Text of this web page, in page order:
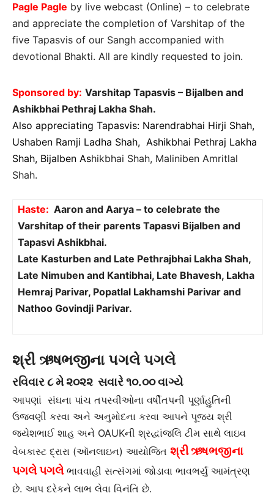
Pagle Pagle by live webcast (Online) – to celebrate
and appreciate the completion of Varshitap of the
five Tapasvis of our Sangh accompanied with
devotional Bhakti. All are kindly requested to join.
Sponsored by: Varshitap Tapasvis – Bijalben and
Ashikbhai Pethraj Lakha Shah.
Also appreciating Tapasvis: Narendrabhai Hirji Shah,
Ushaben Ramji Ladha Shah, Ashikbhai Pethraj Lakha
Shah, Bijalben Ashikbhai Shah, Maliniben Amritlal
Shah.
Haste: Aaron and Aarya – to celebrate the
Varshitap of their parents Tapasvi Bijalben and
Tapasvi Ashikbhai.
Late Kasturben and Late Pethrajbhai Lakha Shah,
Late Nimuben and Kantibhai, Late Bhavesh, Lakha
Hemraj Parivar, Popatlal Lakhamshi Parivar and
Nathoo Govindji Parivar.
શ્રી ઋષભજીના પગલે પગલે
રવિવાર૮ મે ૨૦૨૨ સવારે ૧૦.૦૦ વાગ્યે
આપણાં સંઘના પાંચ તપસ્વીઓના વર્ષીતપની પૂર્ણાહુતિની
ઉજવણી કરવા અને અનુમોદના કરવા આપને પૂજ્ય શ્રી
જયેશભાઈ શાહ અને OAUKની શ્રદ્ધાંજલિ ટીમ સાથે લાઇવ
વેબકાસ્ટ દ્રારા (ઑનલાઇન) આયોજિત શ્રી ઋષભજીના
પગલે પગલેભાવવાહી સત્સંગમાં જોડાવા ભાવભર્યું આમંત્રણ
છે. આપ દરેકને લાભ લેવા વિનંતિ છે.